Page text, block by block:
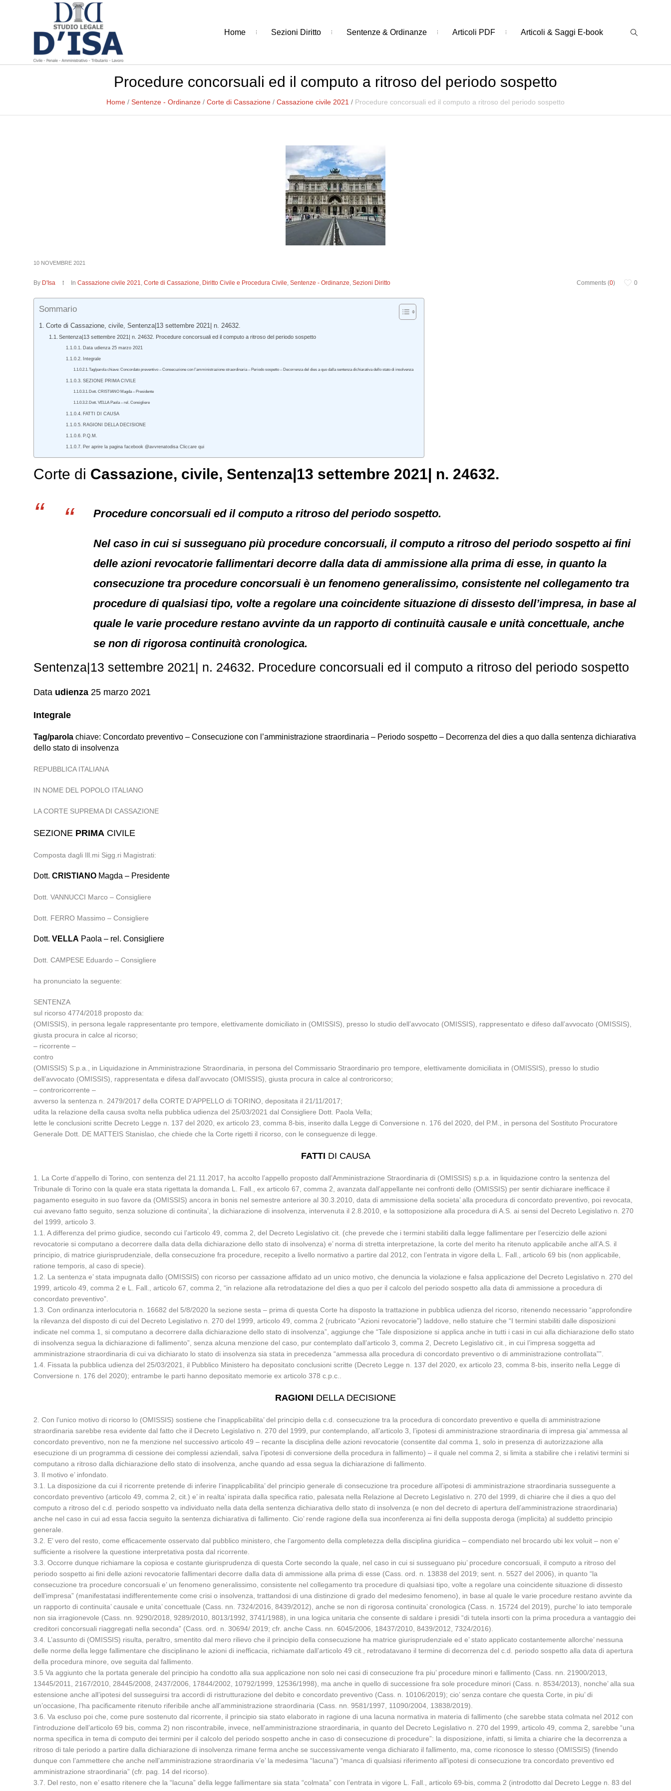
Home Sezioni Diritto Sentenze & Ordinanze Articoli PDF Articoli & Saggi E-book
Procedure concorsuali ed il computo a ritroso del periodo sospetto
Home / Sentenze - Ordinanze / Corte di Cassazione / Cassazione civile 2021 / Procedure concorsuali ed il computo a ritroso del periodo sospetto
10 NOVEMBRE 2021
Comments (0) 0
By D'Isa InCassazione civile 2021,Corte di Cassazione, Diritto Civile e Procedura Civile,Sentenze - Ordinanze,Sezioni Diritto
Sommario
Corte di Cassazione, civile, Sentenza|13 settembre 2021| n. 24632.
Sentenza|13 settembre 2021| n. 24632. Procedure concorsuali ed il computo a ritroso del periodo sospetto
Data udienza 25 marzo 2021
Integrale
Tag/parola chiave: Concordato preventivo – Consecuzione con l’amministrazione straordinaria – Periodo sospetto – Decorrenza del dies a quo dalla sentenza dichiarativa dello stato di insolvenza
SEZIONE PRIMA CIVILE
Dott. CRISTIANO Magda – Presidente
Dott. VELLA Paola – rel. Consigliere
FATTI DI CAUSA
RAGIONI DELLA DECISIONE
P.Q.M.
Per aprire la pagina facebook @avvrenatodisa Cliccare qui
Corte di Cassazione, civile, Sentenza|13 settembre 2021| n. 24632.
Procedure concorsuali ed il computo a ritroso del periodo sospetto.
Nel caso in cui si susseguano più procedure concorsuali, il computo a ritroso del periodo sospetto ai fini
delle azioni revocatorie fallimentari decorre dalla data di ammissione alla prima di esse, in quanto la
consecuzione tra procedure concorsuali è un fenomeno generalissimo, consistente nel collegamento tra
procedure di qualsiasi tipo, volte a regolare una coincidente situazione di dissesto dell’impresa, in base al
quale le varie procedure restano avvinte da un rapporto di continuità causale e unità concettuale, anche
se non di rigorosa continuità cronologica.
Sentenza|13 settembre 2021| n. 24632. Procedure concorsuali ed il computo a ritroso del periodo sospetto
Data udienza 25 marzo 2021
Integrale
Tag/parola chiave: Concordato preventivo – Consecuzione con l’amministrazione straordinaria – Periodo sospetto – Decorrenza del dies a quo dalla sentenza dichiarativa
dello stato di insolvenza
REPUBBLICA ITALIANA
IN NOME DEL POPOLO ITALIANO
LA CORTE SUPREMA DI CASSAZIONE
SEZIONE PRIMA CIVILE
Composta dagli Ill.mi Sigg.ri Magistrati:
Dott.CRISTIANO Magda – Presidente
Dott. VANNUCCI Marco – Consigliere
Dott. FERRO Massimo – Consigliere
Dott.VELLA Paola – rel. Consigliere
Dott. CAMPESE Eduardo – Consigliere
ha pronunciato la seguente:
SENTENZA
sul ricorso 4774/2018 proposto da:
(OMISSIS), in persona legale rappresentante pro tempore, elettivamente domiciliato in (OMISSIS), presso lo studio dell’avvocato (OMISSIS), rappresentato e difeso dall’avvocato (OMISSIS),
giusta procura in calce al ricorso;
– ricorrente –
contro
(OMISSIS) S.p.a., in Liquidazione in Amministrazione Straordinaria, in persona del Commissario Straordinario pro tempore, elettivamente domiciliata in (OMISSIS), presso lo studio
dell’avvocato (OMISSIS), rappresentata e difesa dall’avvocato (OMISSIS), giusta procura in calce al controricorso;
– controricorrente –
avverso la sentenza n. 2479/2017 della CORTE D’APPELLO di TORINO, depositata il 21/11/2017;
udita la relazione della causa svolta nella pubblica udienza del 25/03/2021 dal Consigliere Dott. Paola Vella;
lette le conclusioni scritte Decreto Legge n. 137 del 2020, ex articolo 23, comma 8-bis, inserito dalla Legge di Conversione n. 176 del 2020, del P.M., in persona del Sostituto Procuratore
Generale Dott. DE MATTEIS Stanislao, che chiede che la Corte rigetti il ricorso, con le conseguenze di legge.
FATTI DI CAUSA
1. La Corte d’appello di Torino, con sentenza del 21.11.2017, ha accolto l’appello proposto dall’Amministrazione Straordinaria di (OMISSIS) s.p.a. in liquidazione contro la sentenza del
Tribunale di Torino con la quale era stata rigettata la domanda L. Fall., ex articolo 67, comma 2, avanzata dall’appellante nei confronti dello (OMISSIS) per sentir dichiarare inefficace il
pagamento eseguito in suo favore da (OMISSIS) ancora in bonis nel semestre anteriore al 30.3.2010, data di ammissione della societa’ alla procedura di concordato preventivo, poi revocata,
cui avevano fatto seguito, senza soluzione di continuita’, la dichiarazione di insolvenza, intervenuta il 2.8.2010, e la sottoposizione alla procedura di A.S. ai sensi del Decreto Legislativo n. 270
del 1999, articolo 3.
1.1. A differenza del primo giudice, secondo cui l’articolo 49, comma 2, del Decreto Legislativo cit. (che prevede che i termini stabiliti dalla legge fallimentare per l’esercizio delle azioni
revocatorie si computano a decorrere dalla data della dichiarazione dello stato di insolvenza) e’ norma di stretta interpretazione, la corte del merito ha ritenuto applicabile anche all’A.S. il
principio, di matrice giurisprudenziale, della consecuzione fra procedure, recepito a livello normativo a partire dal 2012, con l’entrata in vigore della L. Fall., articolo 69 bis (non applicabile,
ratione temporis, al caso di specie).
1.2. La sentenza e’ stata impugnata dallo (OMISSIS) con ricorso per cassazione affidato ad un unico motivo, che denuncia la violazione e falsa applicazione del Decreto Legislativo n. 270 del
1999, articolo 49, comma 2 e L. Fall., articolo 67, comma 2, “in relazione alla retrodatazione del dies a quo per il calcolo del periodo sospetto alla data di ammissione a procedura di
concordato preventivo”.
1.3. Con ordinanza interlocutoria n. 16682 del 5/8/2020 la sezione sesta – prima di questa Corte ha disposto la trattazione in pubblica udienza del ricorso, ritenendo necessario “approfondire
la rilevanza del disposto di cui del Decreto Legislativo n. 270 del 1999, articolo 49, comma 2 (rubricato “Azioni revocatorie”) laddove, nello statuire che “I termini stabiliti dalle disposizioni
indicate nel comma 1, si computano a decorrere dalla dichiarazione dello stato di insolvenza”, aggiunge che “Tale disposizione si applica anche in tutti i casi in cui alla dichiarazione dello stato
di insolvenza segua la dichiarazione di fallimento”, senza alcuna menzione del caso, pur contemplato dall’articolo 3, comma 2, Decreto Legislativo cit., in cui l’impresa soggetta ad
amministrazione straordinaria di cui va dichiarato lo stato di insolvenza sia stata in precedenza “ammessa alla procedura di concordato preventivo o di amministrazione controllata””.
1.4. Fissata la pubblica udienza del 25/03/2021, il Pubblico Ministero ha depositato conclusioni scritte (Decreto Legge n. 137 del 2020, ex articolo 23, comma 8-bis, inserito nella Legge di
Conversione n. 176 del 2020); entrambe le parti hanno depositato memorie ex articolo 378 c.p.c..
RAGIONI DELLA DECISIONE
2. Con l’unico motivo di ricorso lo (OMISSIS) sostiene che l’inapplicabilita’ del principio della c.d. consecuzione tra la procedura di concordato preventivo e quella di amministrazione
straordinaria sarebbe resa evidente dal fatto che il Decreto Legislativo n. 270 del 1999, pur contemplando, all’articolo 3, l’ipotesi di amministrazione straordinaria di impresa gia’ ammessa al
concordato preventivo, non ne fa menzione nel successivo articolo 49 – recante la disciplina delle azioni revocatorie (consentite dal comma 1, solo in presenza di autorizzazione alla
esecuzione di un programma di cessione dei complessi aziendali, salva l’ipotesi di conversione della procedura in fallimento) – il quale nel comma 2, si limita a stabilire che i relativi termini si
computano a ritroso dalla dichiarazione dello stato di insolvenza, anche quando ad essa segua la dichiarazione di fallimento.
3. Il motivo e’ infondato.
3.1. La disposizione da cui il ricorrente pretende di inferire l’inapplicabilita’ del principio generale di consecuzione tra procedure all’ipotesi di amministrazione straordinaria susseguente a
concordato preventivo (articolo 49, comma 2, cit.) e’ in realta’ ispirata dalla specifica ratio, palesata nella Relazione al Decreto Legislativo n. 270 del 1999, di chiarire che il dies a quo del
computo a ritroso del c.d. periodo sospetto va individuato nella data della sentenza dichiarativa dello stato di insolvenza (e non del decreto di apertura dell’amministrazione straordinaria)
anche nel caso in cui ad essa faccia seguito la sentenza dichiarativa di fallimento. Cio’ rende ragione della sua inconferenza ai fini della supposta deroga (implicita) al suddetto principio
generale.
3.2. E’ vero del resto, come efficacemente osservato dal pubblico ministero, che l’argomento della completezza della disciplina giuridica – compendiato nel brocardo ubi lex voluit – non e’
sufficiente a risolvere la questione interpretativa posta dal ricorrente.
3.3. Occorre dunque richiamare la copiosa e costante giurisprudenza di questa Corte secondo la quale, nel caso in cui si susseguano piu’ procedure concorsuali, il computo a ritroso del
periodo sospetto ai fini delle azioni revocatorie fallimentari decorre dalla data di ammissione alla prima di esse (Cass. ord. n. 13838 del 2019; sent. n. 5527 del 2006), in quanto “la
consecuzione tra procedure concorsuali e’ un fenomeno generalissimo, consistente nel collegamento tra procedure di qualsiasi tipo, volte a regolare una coincidente situazione di dissesto
dell’impresa” (manifestatasi indifferentemente come crisi o insolvenza, trattandosi di una distinzione di grado del medesimo fenomeno), in base al quale le varie procedure restano avvinte da
un rapporto di continuita’ causale e unita’ concettuale (Cass. nn. 7324/2016, 8439/2012), anche se non di rigorosa continuita’ cronologica (Cass. n. 15724 del 2019), purche’ lo iato temporale
non sia irragionevole (Cass. nn. 9290/2018, 9289/2010, 8013/1992, 3741/1988), in una logica unitaria che consente di saldare i presidi “di tutela insorti con la prima procedura a vantaggio dei
creditori concorsuali riaggregati nella seconda” (Cass. ord. n. 30694/ 2019; cfr. anche Cass. nn. 6045/2006, 18437/2010, 8439/2012, 7324/2016).
3.4. L’assunto di (OMISSIS) risulta, peraltro, smentito dal mero rilievo che il principio della consecuzione ha matrice giurisprudenziale ed e’ stato applicato costantemente allorche’ nessuna
delle norme della legge fallimentare che disciplinano le azioni di inefficacia, richiamate dall’articolo 49 cit., retrodatavano il termine di decorrenza del c.d. periodo sospetto alla data di apertura
della procedura minore, ove seguita dal fallimento.
3.5 Va aggiunto che la portata generale del principio ha condotto alla sua applicazione non solo nei casi di consecuzione fra piu’ procedure minori e fallimento (Cass. nn. 21900/2013,
13445/2011, 2167/2010, 28445/2008, 2437/2006, 17844/2002, 10792/1999, 12536/1998), ma anche in quello di successione fra sole procedure minori (Cass. n. 8534/2013), nonche’ alla sua
estensione anche all’ipotesi del susseguirsi tra accordi di ristrutturazione del debito e concordato preventivo (Cass. n. 10106/2019); cio’ senza contare che questa Corte, in piu’ di
un’occasione, l’ha pacificamente ritenuto riferibile anche all’amministrazione straordinaria (Cass. nn. 9581/1997, 11090/2004, 13838/2019).
3.6. Va escluso poi che, come pure sostenuto dal ricorrente, il principio sia stato elaborato in ragione di una lacuna normativa in materia di fallimento (che sarebbe stata colmata nel 2012 con
l’introduzione dell’articolo 69 bis, comma 2) non riscontrabile, invece, nell’amministrazione straordinaria, in quanto del Decreto Legislativo n. 270 del 1999, articolo 49, comma 2, sarebbe “una
norma specifica in tema di computo dei termini per il calcolo del periodo sospetto anche in caso di consecuzione di procedure”: la disposizione, infatti, si limita a chiarire che la decorrenza a
ritroso di tale periodo a partire dalla dichiarazione di insolvenza rimane ferma anche se successivamente venga dichiarato il fallimento, ma, come riconosce lo stesso (OMISSIS) (finendo
dunque con l’ammettere che anche nell’amministrazione straordinaria v’e’ la medesima “lacuna”) “manca di qualsiasi riferimento all’ipotesi di consecuzione tra concordato preventivo ed
amministrazione straordinaria” (cfr. pag. 14 del ricorso).
3.7. Del resto, non e’ esatto ritenere che la “lacuna” della legge fallimentare sia stata “colmata” con l’entrata in vigore L. Fall., articolo 69-bis, comma 2 (introdotto dal Decreto Legge n. 83 del